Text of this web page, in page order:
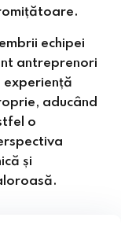
echipei
antreprenori
experiență
aducând
o
și